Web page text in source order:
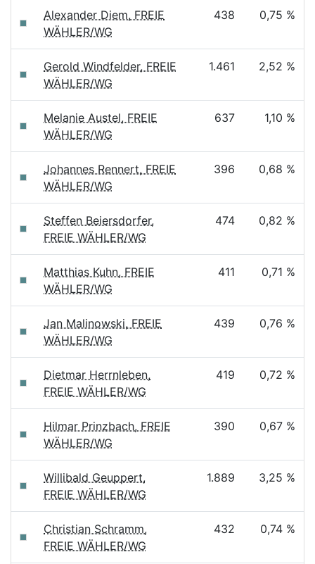
Alexander Diem, FREIE
WÄHLER/WG
438 0,75 %
Gerold Windfelder, FREIE
WÄHLER/WG
1.461 2,52 %
Melanie Austel, FREIE
WÄHLER/WG
637 1,10 %
Johannes Rennert, FREIE
WÄHLER/WG
396 0,68 %
Steffen Beiersdorfer,
FREIE WÄHLER/WG
474 0,82 %
Matthias Kuhn, FREIE
WÄHLER/WG
411 0,71 %
Jan Malinowski, FREIE
WÄHLER/WG
439 0,76 %
Dietmar Herrnleben,
FREIE WÄHLER/WG
419 0,72 %
Hilmar Prinzbach, FREIE
WÄHLER/WG
390 0,67 %
Willibald Geuppert,
FREIE WÄHLER/WG
1.889 3,25 %
Christian Schramm,
FREIE WÄHLER/WG
432 0,74 %